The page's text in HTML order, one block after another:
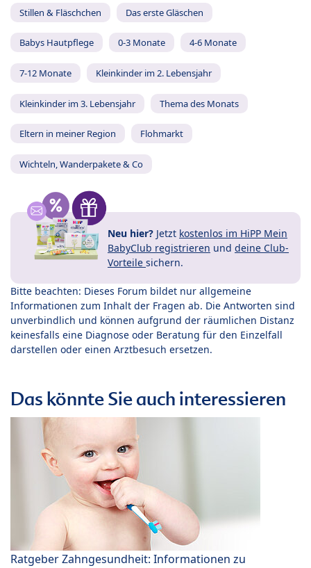
Stillen & Fläschchen Das erste Gläschen
Babys Hautpflege 0-3 Monate 4-6 Monate
7-12 Monate Kleinkinder im 2. Lebensjahr
Kleinkinder im 3. Lebensjahr Thema des Monats
Eltern in meiner Region Flohmarkt
Wichteln, Wanderpakete & Co
Neu hier? Jetzt kostenlos im HiPP Mein
BabyClub registrieren und deine Club-
Vorteile sichern.
Bitte beachten: Dieses Forum bildet nur allgemeine
Informationen zum Inhalt der Fragen ab. Die Antworten sind
unverbindlich und können aufgrund der räumlichen Distanz
keinesfalls eine Diagnose oder Beratung für den Einzelfall
darstellen oder einen Arztbesuch ersetzen.
Das könnte Sie auch interessieren
Ratgeber Zahngesundheit: Informationen zu